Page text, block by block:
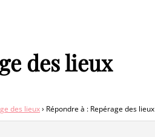
des lieux
des lieux› Répondre à : Repérage des lieux